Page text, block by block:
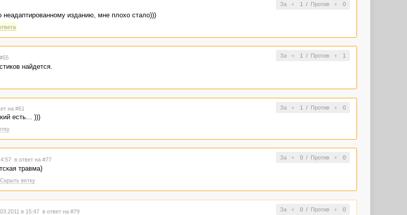
За 1 / Против 0
неадаптированному изданию, мне плохо стало)))
За 1 / Против 1
найдется.
За 1 / Против 0
на #61
есть... )))
За 0/ Против 0
в ответ на #77
травма)
Скрыть ветку
За 0/ Против 0
в 15:47 в ответ на #79